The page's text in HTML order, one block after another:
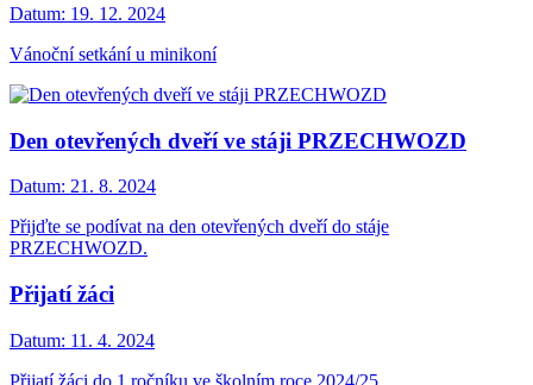
Datum: 19. 12. 2024
Vánoční setkání u minikoní
Den otevřených dveří ve stáji PRZECHWOZD
Datum: 21. 8. 2024
Přijďte se podívat na den otevřených dveří do stáje
PRZECHWOZD.
Přijatí žáci
Datum: 11. 4. 2024
Přijatí žáci do 1.ročníku ve školním roce 2024/25